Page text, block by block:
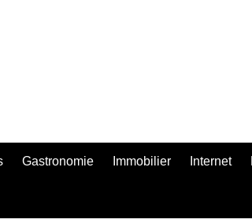
Gastronomie Immobilier Internet